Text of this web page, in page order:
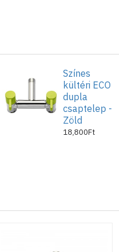
Színes
kültéri ECO
dupla
csaptelep -
Zöld
18,800Ft